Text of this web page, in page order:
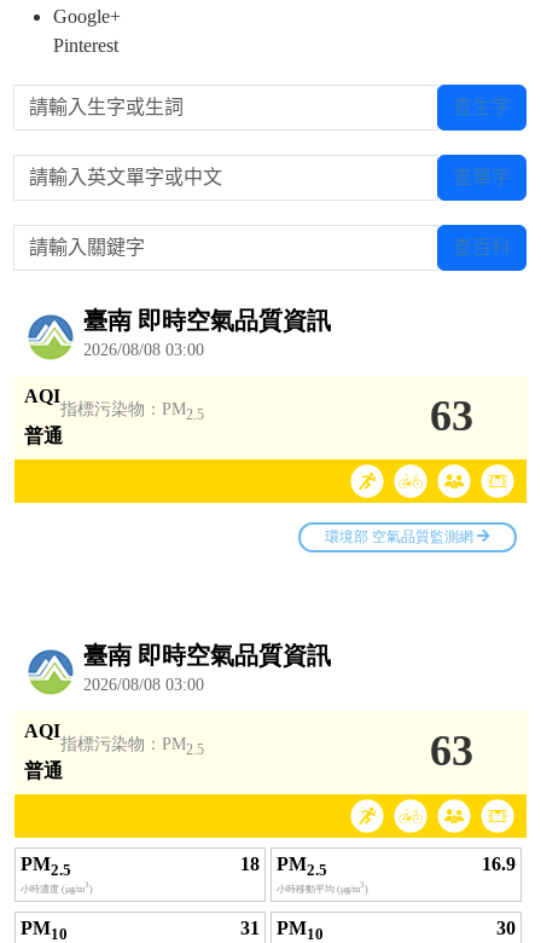
Google+
Pinterest
請輸入生字或生詞 查生字
請輸入英文單字或中文 查單字
請輸入關鍵字 查百科